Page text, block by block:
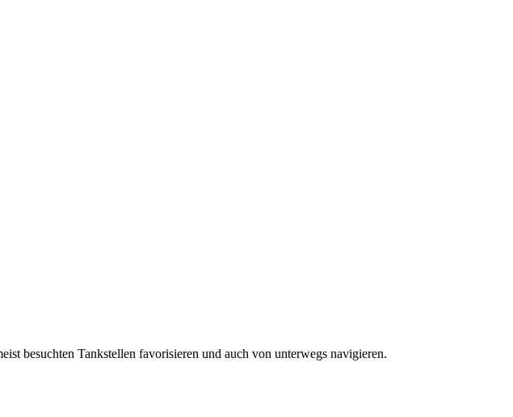
besuchten Tankstellen favorisieren und auch von unterwegs navigieren.